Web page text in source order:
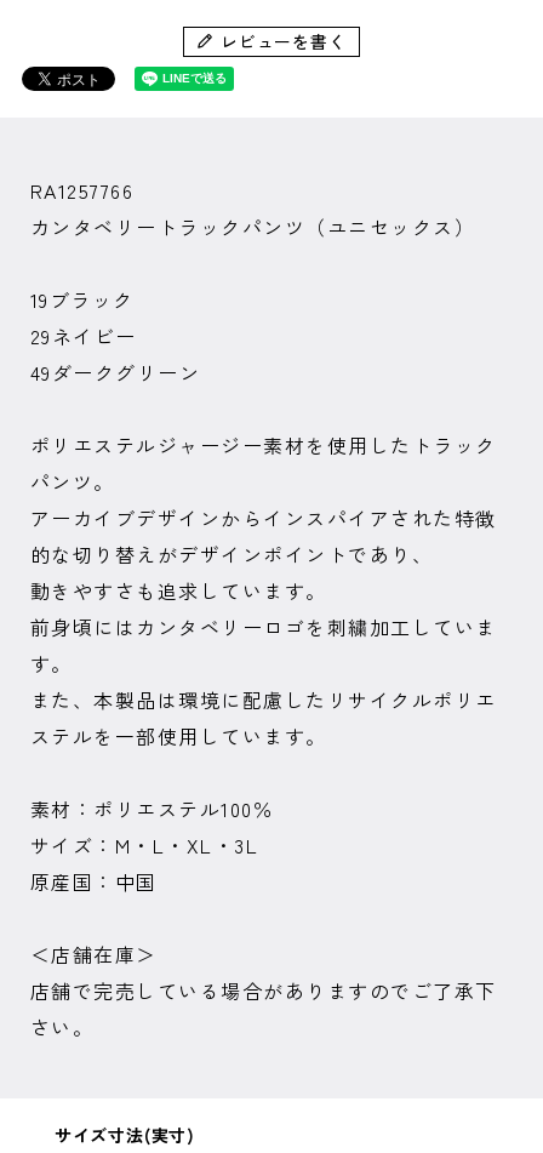
レビューを書く
RA1257766
カンタベリートラックパンツ（ユニセックス）
19ブラック
29ネイビー
49ダークグリーン
ポリエステルジャージー素材を使用したトラック
パンツ。
アーカイブデザインからインスパイアされた特徴
的な切り替えがデザインポイントであり、
動きやすさも追求しています。
前身頃にはカンタベリーロゴを刺繍加工していま
す。
また、本製品は環境に配慮したリサイクルポリエ
ステルを一部使用しています。
素材：ポリエステル100％
サイズ：M・L・XL・3L
原産国：中国
＜店舗在庫＞
店舗で完売している場合がありますのでご了承下
さい。
サイズ寸法(実寸)